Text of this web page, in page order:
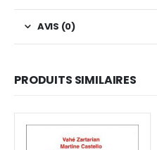
AVIS (0)
PRODUITS SIMILAIRES